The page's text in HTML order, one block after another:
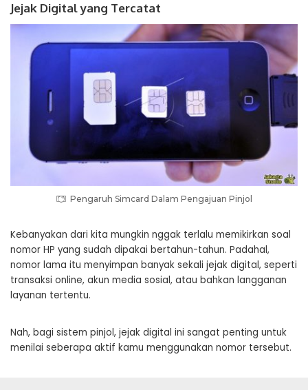
Jejak Digital yang Tercatat
Pengaruh Simcard Dalam Pengajuan Pinjol
Kebanyakan dari kita mungkin nggak terlalu memikirkan soal
nomor HP yang sudah dipakai bertahun-tahun. Padahal,
nomor lama itu menyimpan banyak sekali jejak digital, seperti
transaksi online, akun media sosial, atau bahkan langganan
layanan tertentu.
Nah, bagi sistem pinjol, jejak digital ini sangat penting untuk
menilai seberapa aktif kamu menggunakan nomor tersebut.